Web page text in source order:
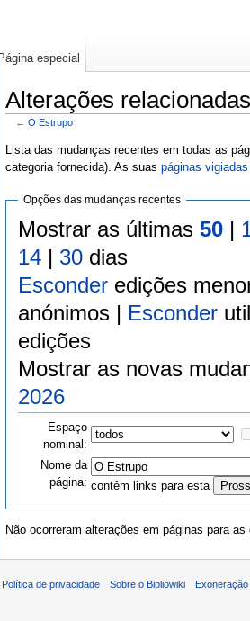
Alterações
← O Estrupo
Lista das mudanças recentes em todas as
categoria fornecida). As suas páginas vigiadas
Opções das mudanças recentes
Mostrar as últimas 50|
14| 30dias
Esconderedições
anónimos | Esconder
edições
Mostrar as novas
2026
Espaço
nominal:
Nome da
página: contêm links para esta
Não ocorreram alterações em páginas para
Página especial
Política de privacidade Sobre o Bibliowiki